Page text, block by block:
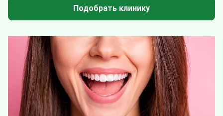
Подобрать клинику